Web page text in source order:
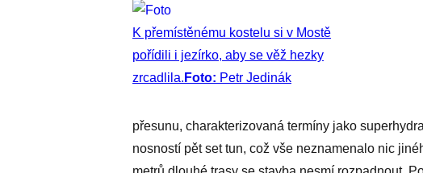
K přemístěnému kostelu si v Mostě
pořídili i jezírko, aby se věž hezky
zrcadlila. Foto: Petr Jedinák
přesunu, charakterizovaná termíny jako
nosností pět set tun, což vše neznamenalo nic